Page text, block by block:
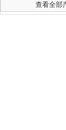
查看全部